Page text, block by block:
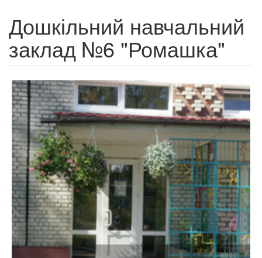
Дошкільний навчальний
заклад №6 "Ромашка"